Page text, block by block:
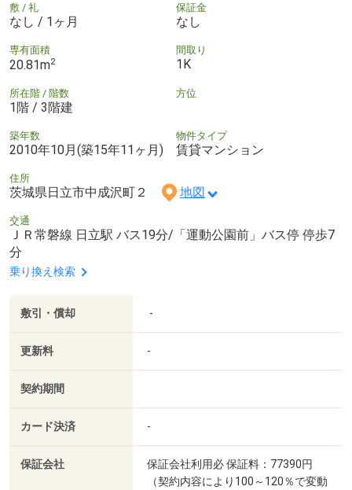
敷 / 礼
なし / 1ヶ月
保証金
なし
専有面積
20.81m2
間取り
1K
所在階 / 階数
1階 / 3階建
方位
築年数
2010年10月(築15年11ヶ月)
物件タイプ
賃貸マンション
住所
茨城県日立市中成沢町２ 地図
交通
ＪＲ常磐線 日立駅 バス19分/「運動公園前」バス停 停歩7
分
乗り換え検索
敷引・償却 -
更新料 -
契約期間
カード決済 -
保証会社
保証会社利用必 保証料：77390円
（契約内容により100～120％で変動